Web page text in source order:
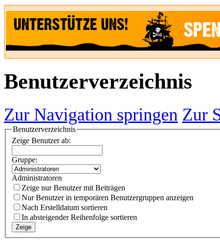
Benutzerverzeichnis
Zur Navigation springen Zur
Benutzerverzeichnis
Zeige Benutzer ab:
Gruppe:
Administratoren
Zeige nur Benutzer mit Beiträgen
Nur Benutzer in temporären Benutzergruppen anzeigen
Nach Erstelldatum sortieren
In absteigender Reihenfolge sortieren
Zeige